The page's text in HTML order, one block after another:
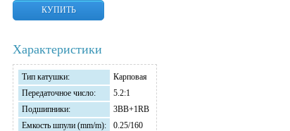
КУПИТЬ
Характеристики
Тип катушки:
Карповая
Передаточное число:
5.2:1
Подшипники:
3BB+1RB
Емкость шпули (mm/m):
0.25/160